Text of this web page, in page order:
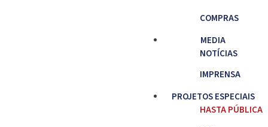
COMPRAS
MEDIA
NOTÍCIAS
IMPRENSA
PROJETOS ESPECIAIS
HASTA PÚBLICA